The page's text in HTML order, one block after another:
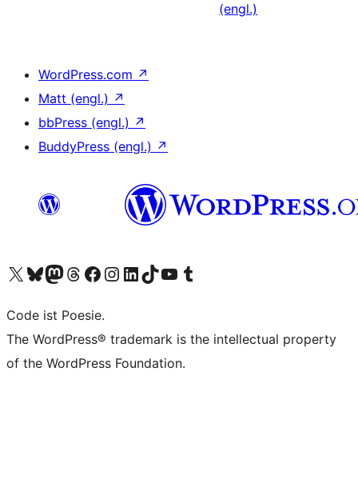
(engl.)
WordPress.com ↗
Matt (engl.) ↗
bbPress (engl.) ↗
BuddyPress (engl.) ↗
Unser X-Konto (früher Twitter) besuchen
Unser Bluesky-Konto besuchen
Unser Mastodon-Konto besuchen
Unser Threads-Konto besuchen
Unsere Facebook-Seite besuchen
Unser Instagram-Konto besuchen
Unser LinkedIn-Konto besuchen
Unser TikTok-Konto besuchen
Unseren YouTube-Kanal besuchen
Unser Tumblr-Konto besuchen
Code ist Poesie.
The WordPress® trademark is the intellectual property
of the WordPress Foundation.